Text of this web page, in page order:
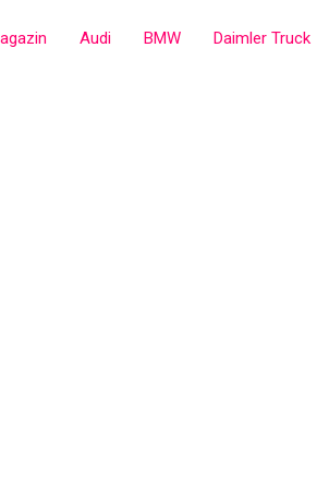
Audi BMW Daimler Truck